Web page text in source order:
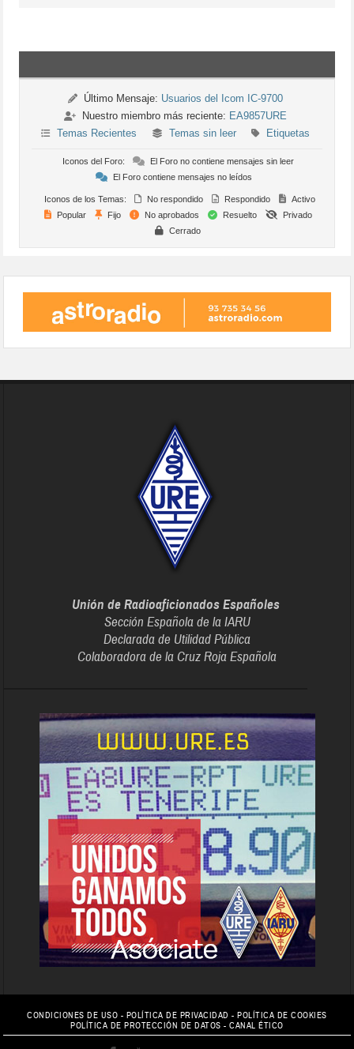
Último Mensaje: Usuarios del Icom IC-9700
Nuestro miembro más reciente: EA9857URE
Temas Recientes
Temas sin leer Etiquetas
Iconos del Foro:
El Foro no contiene mensajes sin leer
El Foro contiene mensajes no leídos
Iconos de los Temas: No respondido Respondido
Activo
Popular
Fijo No aprobados Resuelto
Privado
Cerrado
Unión de Radioaficionados Españoles
Sección Española de la IARU
Declarada de Utilidad Pública
Colaboradora de la Cruz Roja Española
CONDICIONES DE USO - POLÍTICA DE PRIVACIDAD -POLÍTICA DE COOKIES
POLÍTICA DE PROTECCIÓN DE DATOS -CANAL ÉTICO